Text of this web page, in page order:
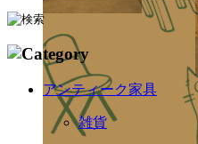
アンティーク家具
雑貨